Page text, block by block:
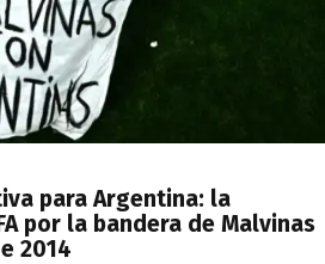
para Argentina: la
por la bandera de Malvinas
2014